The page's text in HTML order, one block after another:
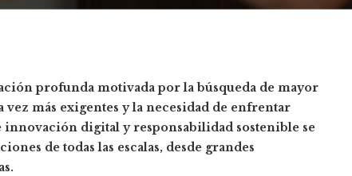
profunda motivada por la búsqueda de mayor
más exigentes y la necesidad de enfrentar
digital y responsabilidad sostenible se
de todas las escalas, desde grandes